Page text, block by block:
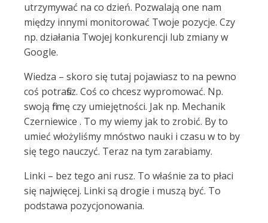
utrzymywać na co dzień. Pozwalają one nam
między innymi monitorować Twoje pozycje. Czy
np. działania Twojej konkurencji lub zmiany w
Google.
Wiedza – skoro się tutaj pojawiasz to na pewno
coś potrafisz. Coś co chcesz wypromować. Np.
swoją firmę czy umiejętności. Jak np. Mechanik
Czerniewice . To my wiemy jak to zrobić. By to
umieć włożyliśmy mnóstwo nauki i czasu w to by
się tego nauczyć. Teraz na tym zarabiamy.
Linki – bez tego ani rusz. To właśnie za to płaci
się najwięcej. Linki są drogie i muszą być. To
podstawa pozycjonowania.